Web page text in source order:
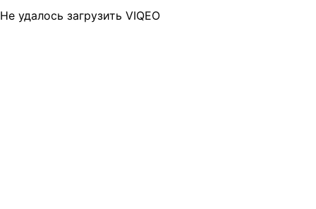
Не удалось загрузить VIQEO